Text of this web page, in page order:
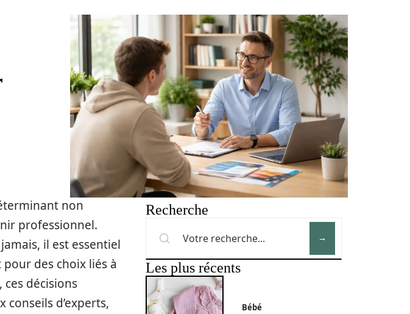
non
professionnel.
il est essentiel
des choix liés à
décisions
d’experts,
Recherche
Les plus récents
Bébé